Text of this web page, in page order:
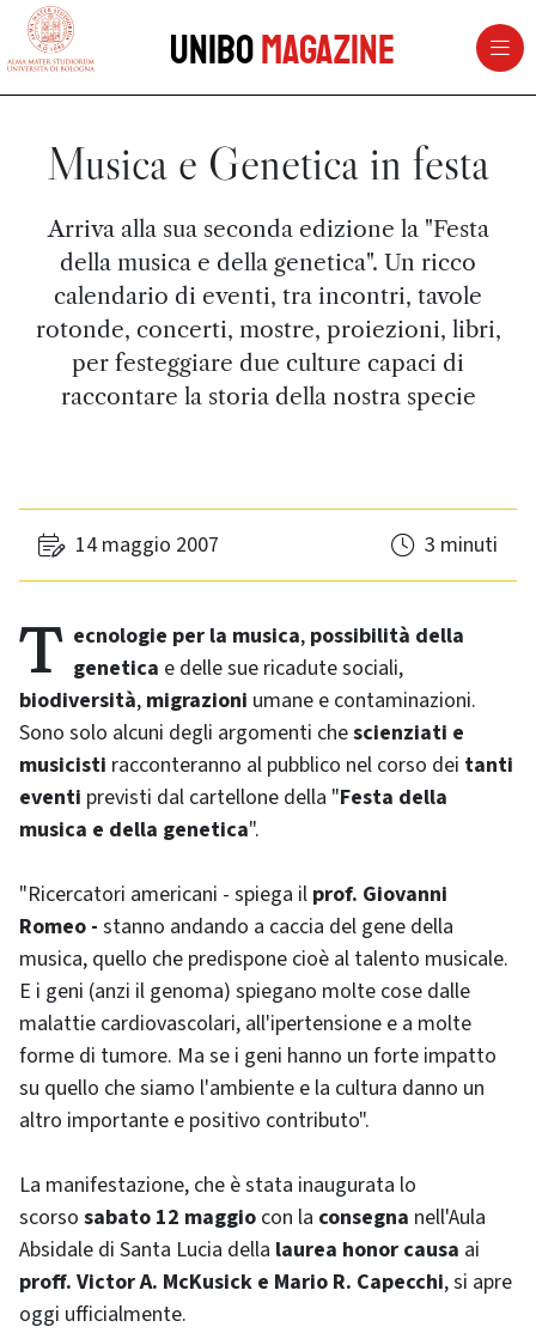
vai al contenuto della pagina
UniboMagazine
Musica e Genetica in festa
Arriva alla sua seconda edizione la "Festa
della musica e della genetica". Un ricco
calendario di eventi, tra incontri, tavole
rotonde, concerti, mostre, proiezioni, libri,
per festeggiare due culture capaci di
raccontare la storia della nostra specie
14 maggio 2007 3 minuti
Tecnologie per la musica, possibilità della
genetica e delle sue ricadute sociali,
biodiversità, migrazioni umane e contaminazioni.
Sono solo alcuni degli argomenti chescienziati e
musicisti racconteranno al pubblico nel corso dei tanti
eventi previsti dal cartellone della "Festa della
musica e della genetica".
"Ricercatori americani - spiega il prof. Giovanni
Romeo - stanno andando a caccia del gene della
musica, quello che predispone cioè al talento musicale.
E i geni (anzi il genoma) spiegano molte cose dalle
malattie cardiovascolari, all'ipertensione e a molte
forme di tumore. Ma se i geni hanno un forte impatto
su quello che siamo l'ambiente e la cultura danno un
altro importante e positivo contributo".
La manifestazione, che è stata inaugurata lo
scorso sabato 12 maggio con la consegna nell'Aula
Absidale di Santa Lucia della laurea honor causa ai
proff. Victor A. McKusick e Mario R. Capecchi, si apre
oggi ufficialmente.